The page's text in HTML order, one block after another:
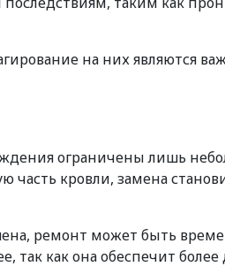
на них являются
ограничены лишь
кровли, замена
ремонт может быть
так как она обеспечит